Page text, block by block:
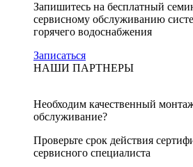
Запишитесь на бесплатный
сервисному обслуживанию
горячего водоснабжения
Записаться
НАШИ ПАРТНЕРЫ
Необходим качественный
обслуживание?
Проверьте срок действия
сервисного специалиста